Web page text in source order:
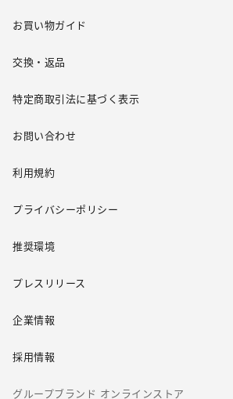
お買い物ガイド
交換・返品
特定商取引法に基づく表示
お問い合わせ
利用規約
プライバシーポリシー
推奨環境
プレスリリース
企業情報
採用情報
グループブランド オンラインストア